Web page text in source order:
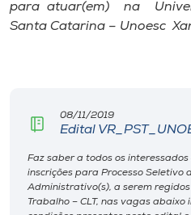
Editora
Rádio
para atuar(em) na
Santa Catarina – Unoesc
08/11/2019
Edital
Faz saber a todos os
inscrições para Processo Seletivo
Administrativo(s), a serem
Trabalho – CLT, nas vagas abaixo